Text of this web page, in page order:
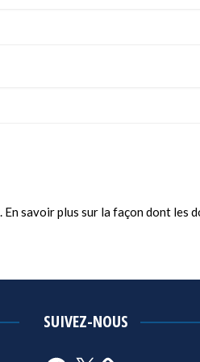
En savoir plus sur la façon dont les
SUIVEZ-NOUS